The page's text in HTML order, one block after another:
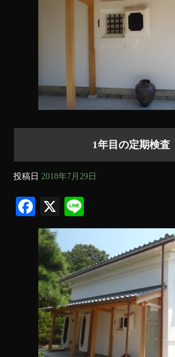
1年目の定期検査
投稿日 2018年7月29日
Fa
ce
bo
ok
X
ne